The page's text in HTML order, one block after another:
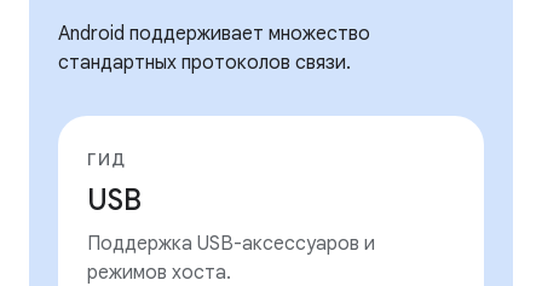
Android поддерживает множество
стандартных протоколов связи.
ГИД
USB
Поддержка USB-аксессуаров и
режимов хоста.